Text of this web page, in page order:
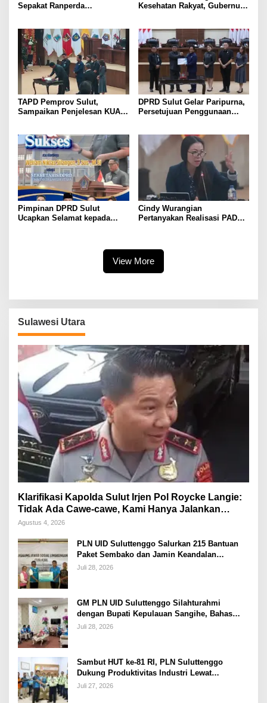
Sepakat Ranperda
Kesehatan Rakyat, Gubernur
KLB dan Wabah ke DPRD
Sulut
TAPD Pemprov Sulut,
Sampaikan Penjelesan KUA-
Penggunaan APBD 2025
DPRD Sulut Gelar Paripurna,
Persetujuan Penggunaan
Pimpinan DPRD Sulut
Ucapkan Selamat kepada
Cindy Wurangian
Pertanyakan Realisasi PAD
antara Banggar dan TAPD
View More
Sulawesi Utara
Klarifikasi Kapolda Sulut Irjen Pol Roycke Langie:
Tidak Ada Cawe-cawe, Kami Hanya Jalankan
Perintah Undang-Undang
Agustus 4, 2026
PLN UID Suluttenggo Salurkan 215 Bantuan
Paket Sembako dan Jamin Keandalan
Kelistrikan Pasca Bencana di Tamako
Juli 28, 2026
GM PLN UID Suluttenggo Silahturahmi
dengan Bupati Kepulauan Sangihe, Bahas
Keandalan Sistem Kelistrikan hingga
Juli 28, 2026
Sambut HUT ke-81 RI, PLN Suluttenggo
Dukung Produktivitas Industri Lewat
Penambahan Daya PT J Resources Bolaang
Juli 27, 2026